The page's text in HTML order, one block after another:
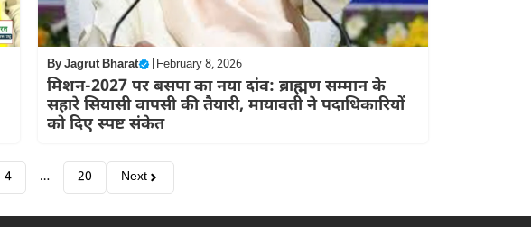
ByJagrut Bharat | February 8, 2026
मिशन-2027 पर बसपा का नया दांव: ब्राह्मण सम्मान के
सहारे सियासी वापसी की तैयारी, मायावती ने पदाधिकारियों
को दिए स्पष्ट संकेत
4 … 20 Next